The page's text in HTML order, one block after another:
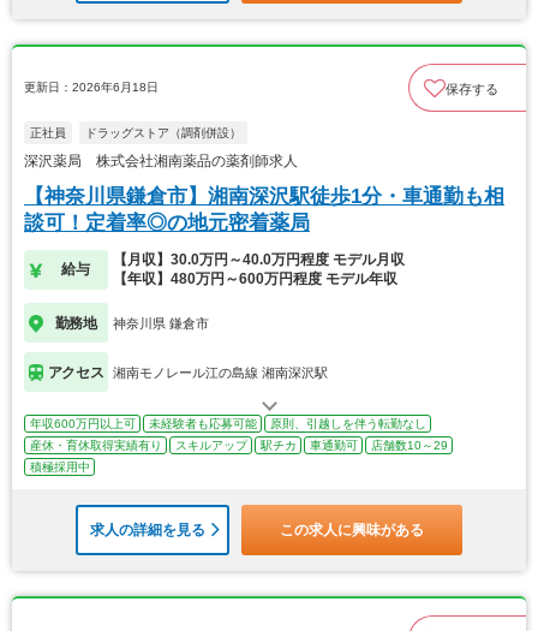
更新日：2026年6月18日 保存する
正社員 ドラッグストア（調剤併設）
深沢薬局 株式会社湘南薬品の薬剤師求人
【神奈川県鎌倉市】湘南深沢駅徒歩1分・車通勤も相
談可！定着率◎の地元密着薬局
給与
【月収】30.0万円～40.0万円程度 モデル月収
【年収】480万円～600万円程度 モデル年収
勤務地 神奈川県 鎌倉市
アクセス 湘南モノレール江の島線 湘南深沢駅
年収600万円以上可 未経験者も応募可能
原則、引越しを伴う転勤なし
産休・育休取得実績有り
スキルアップ 駅チカ 車通勤可
店舗数10～29
積極採用中
求人の詳細を見る この求人に興味がある